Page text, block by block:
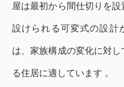
屋は最初から間仕切りを
設けられる可変式の設計
は、家族構成の変化に対
る住居に適しています 。